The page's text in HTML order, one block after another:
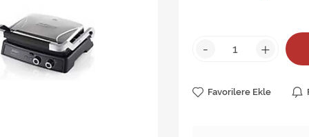
- +
Favorilere Ekle